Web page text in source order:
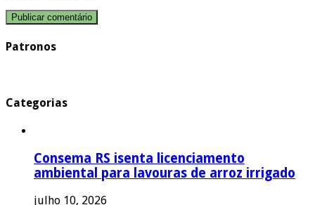
Patronos
Categorias
Consema RS isenta licenciamento
ambiental para lavouras de arroz irrigado
julho 10, 2026